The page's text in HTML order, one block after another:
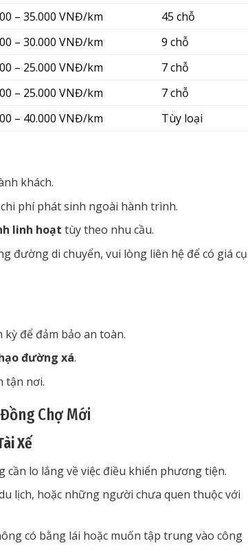
– 35.000 VNĐ/km
45 chỗ
– 30.000 VNĐ/km
9 chỗ
– 25.000 VNĐ/km
7 chỗ
– 25.000 VNĐ/km
7 chỗ
– 40.000 VNĐ/km Tùy loại
khách.
chi phí phát sinh ngoài hành trình.
linh hoạt tùy theo nhu cầu.
đường di chuyển, vui lòng liên hệ để có giá cụ
để đảm bảo an toàn.
đường xá.
tận nơi.
Chợ Mới
Xế
lo lắng về việc điều khiển phương tiện.
lịch, hoặc những người chưa quen thuộc với
có bằng lái hoặc muốn tập trung vào công